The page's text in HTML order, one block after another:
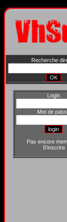
Recherche
Login
Mot de
Pas encore
S'inscrire